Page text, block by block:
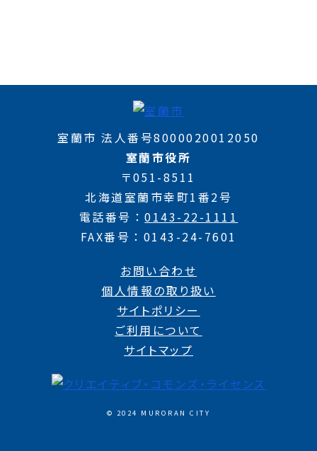
室蘭市 法人番号8000020012050
室蘭市役所
〒051-8511
北海道室蘭市幸町1番2号
電話番号
0143-22-1111
FAX番号
0143-24-7601
お問い合わせ
個人情報の取り扱い
サイトポリシー
ご利用について
サイトマップ
© 2024 MURORAN CITY